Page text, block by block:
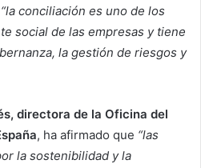
“la conciliación es uno de los
social de las empresas y tiene
la gestión de riesgos y
directora de la Oficina del
, ha afirmado que “las
la sostenibilidad y la